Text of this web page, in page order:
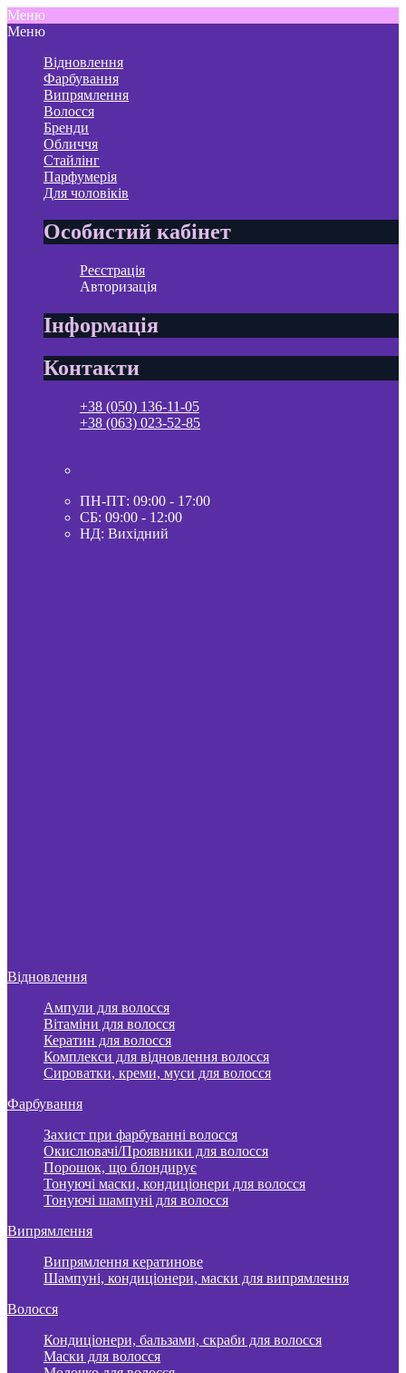
Меню
Меню
Відновлення
Фарбування
Випрямлення
Волосся
Бренди
Обличчя
Стайлінг
Парфумерія
Для чоловіків
Особистий кабінет
Реєстрація
Авторизація
Інформація
Контакти
+38 (050) 136-11-05
+38 (063) 023-52-85
ПН-ПТ: 09:00 - 17:00
СБ: 09:00 - 12:00
НД: Вихідний
Відновлення
Ампули для волосся
Вітаміни для волосся
Кератин для волосся
Комплекси для відновлення волосся
Сироватки, креми, муси для волосся
Фарбування
Захист при фарбуванні волосся
Окислювачі/Проявники для волосся
Порошок, що блондирує
Тонуючі маски, кондиціонери для волосся
Тонуючі шампуні для волосся
Випрямлення
Випрямлення кератинове
Шампуні, кондиціонери, маски для випрямлення
Волосся
Кондиціонери, бальзами, скраби для волосся
Маски для волосся